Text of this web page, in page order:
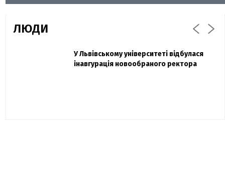
ЛЮДИ
Павло Дак
Захисник "Азовсталі" Діанов вдруге
одружився та показав фото з весілля
У Львівському університеті відбулася
інавгурація новообраного ректора